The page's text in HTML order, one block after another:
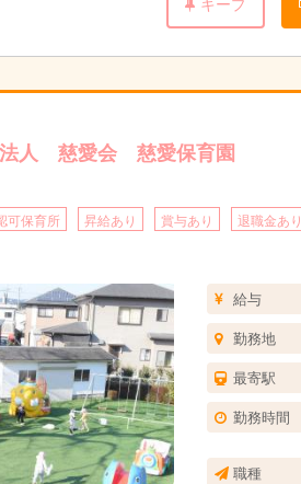
人 慈愛会 慈愛保育園
可保育所 昇給あり 賞与あり 退職金あり
給与
勤務地
最寄駅
勤務時間
職種